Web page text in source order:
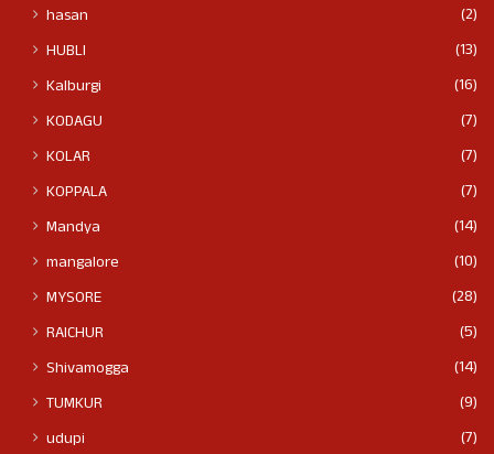
hasan
(2)
HUBLI
(13)
Kalburgi
(16)
KODAGU
(7)
KOLAR
(7)
KOPPALA
(7)
Mandya
(14)
mangalore
(10)
MYSORE
(28)
RAICHUR
(5)
Shivamogga
(14)
TUMKUR
(9)
udupi
(7)